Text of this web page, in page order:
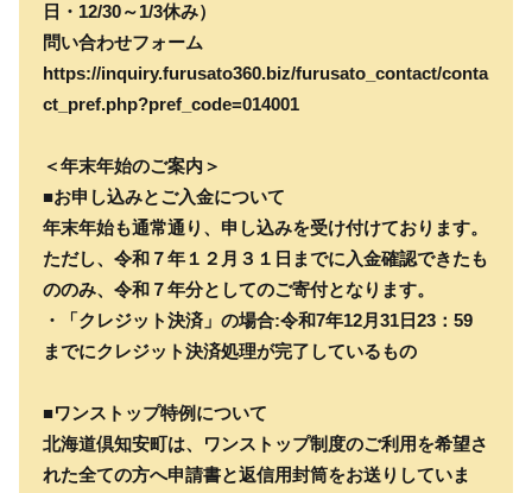
日・12/30～1/3休み）
問い合わせフォーム
https://inquiry.furusato360.biz/furusato_contact/conta
ct_pref.php?pref_code=014001
＜年末年始のご案内＞
■お申し込みとご入金について
年末年始も通常通り、申し込みを受け付けております。
ただし、令和７年１２月３１日までに入金確認できたも
ののみ、令和７年分としてのご寄付となります。
・「クレジット決済」の場合:令和7年12月31日23：59
までにクレジット決済処理が完了しているもの
■ワンストップ特例について
北海道倶知安町は、ワンストップ制度のご利用を希望さ
れた全ての方へ申請書と返信用封筒をお送りしていま